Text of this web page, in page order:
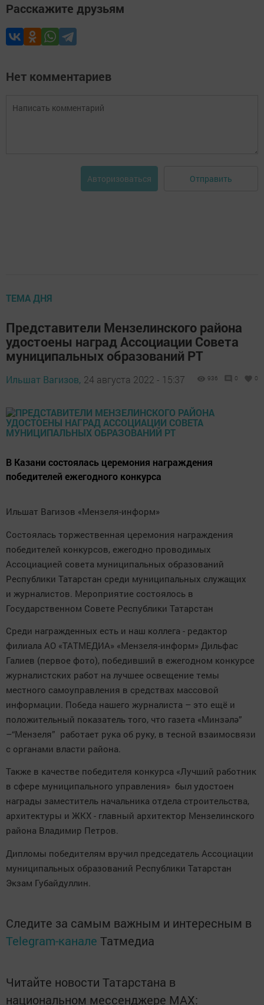
Расскажите друзьям
Нет комментариев
Авторизоваться Отправить
ТЕМА ДНЯ
Представители Мензелинского района
удостоены наград Ассоциации Совета
муниципальных образований РТ
Ильшат Вагизов, 24 августа 2022 - 15:37 936 0 0
В Казани состоялась церемония награждения
победителей ежегодного конкурса
Ильшат Вагизов «Мензеля-информ»
Состоялась торжественная церемония награждения
победителей конкурсов, ежегодно проводимых
Ассоциацией совета муниципальных образований
Республики Татарстан среди муниципальных служащих
и журналистов. Мероприятие состоялось в
Государственном Совете Республики Татарстан
Среди награжденных есть и наш коллега - редактор
филиала АО «ТАТМЕДИА» «Мензеля-информ» Дильфас
Галиев (первое фото), победивший в ежегодном конкурсе
журналистских работ на лучшее освещение темы
местного самоуправления в средствах массовой
информации. Победа нашего журналиста – это ещё и
положительный показатель того, что газета «Минзәлә”
–“Мензеля” работает рука об руку, в тесной взаимосвязи
с органами власти района.
Также в качестве победителя конкурса «Лучший работник
в сфере муниципального управления» был удостоен
награды заместитель начальника отдела строительства,
архитектуры и ЖКХ - главный архитектор Мензелинского
района Владимир Петров.
Дипломы победителям вручил председатель Ассоциации
муниципальных образований Республики Татарстан
Экзам Губайдуллин.
Следите за самым важным и интересным в
Telegram-канале Татмедиа
Читайте новости Татарстана в
национальном мессенджере MАХ: